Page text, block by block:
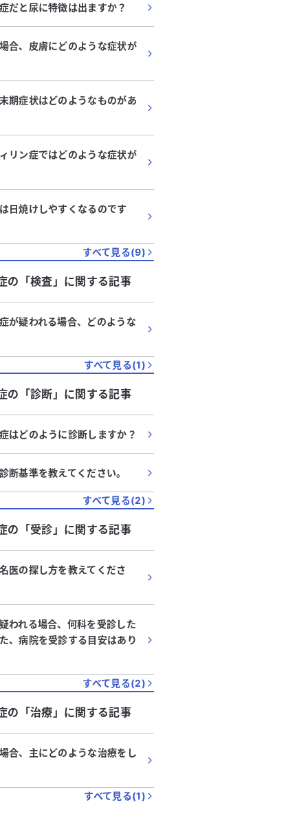
だと尿に特徴は出ますか？
合、皮膚にどのような症状が
期症状はどのようなものがあ
リン症ではどのような症状が
日焼けしやすくなるのです
すべて見る(9)
の「検査 」に関する記事
が疑われる場合、どのような
すべて見る(1)
の「診断 」に関する記事
はどのように診断しますか？
断基準を教えてください。
すべて見る(2)
の「受診 」に関する記事
医の探し方を教えてくださ
われる場合、何科を受診した
、病院を受診する目安はあり
すべて見る(2)
の「治療 」に関する記事
合、主にどのような治療をし
すべて見る(1)